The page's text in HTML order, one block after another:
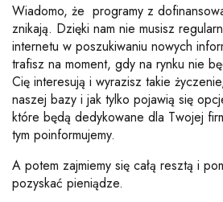
Wiadomo, że programy z
znikają. Dzięki nam nie musisz
internetu w poszukiwaniu nowych
trafisz na moment, gdy na rynku nie
Cię interesują i wyrazisz takie
naszej bazy i jak tylko pojawią się
które będą dedykowane dla Twojej
tym poinformujemy.
A potem zajmiemy się całą resztą i
pozyskać pieniądze.